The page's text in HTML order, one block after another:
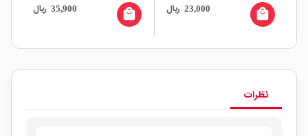
23,000 ریال local_mall
35,900 ریال local_mall
نظرات